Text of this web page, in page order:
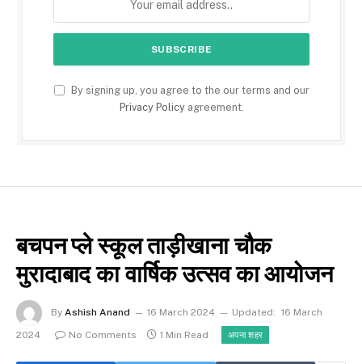
By signing up, you agree to the our terms and our
Privacy Policyagreement.
बचपन प्ले स्कूल ताड़ीखाना चौक
मुरादाबाद का वार्षिक उत्सव का आयोजन
By Ashish Anand 16 March 2024 Updated: 16 March
2024
No Comments 1 Min Read अपना शहर